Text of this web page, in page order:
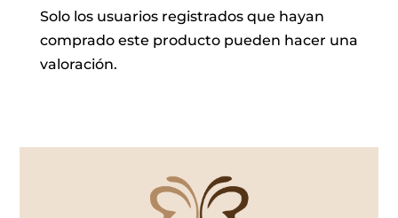
Solo los usuarios registrados que hayan
comprado este producto pueden hacer una
valoración.